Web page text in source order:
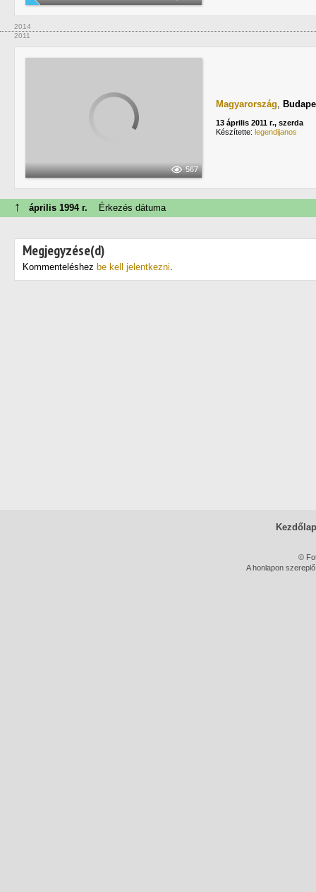
2014
2011
567
Magyarország,
13 április 2011 г., szerda
Készítette: legendijanos
↑ április 1994 г. Érkezés dátuma
Megjegyzése(d)
Kommenteléshez be kell jelentkezni.
Kezdőlap
©
A honlapon